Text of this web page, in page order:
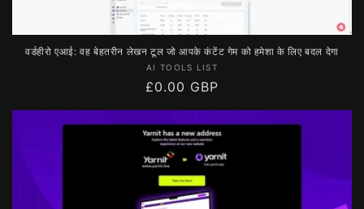
वर्डहीरो एआई: वह बेहतरीन लेखन टूल जो आपके कंटेंट गेम को हमेशा के लिए बदल देगा
विक्रेता:
AI TOOLS LIST
नियमित
रूप
से
मूल्य
£0.00 GBP